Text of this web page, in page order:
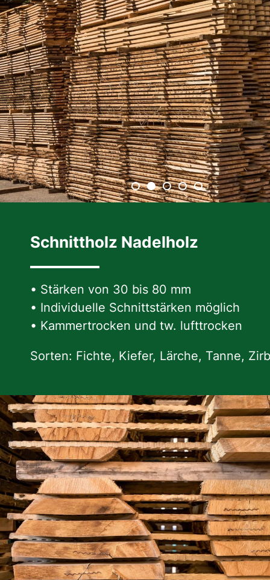
Schnittholz Nadelholz
• Stärken von 30 bis 80 mm
• Individuelle Schnittstärken möglich
• Kammertrocken und tw. lufttrocken
Sorten: Fichte, Kiefer, Lärche, Tanne,